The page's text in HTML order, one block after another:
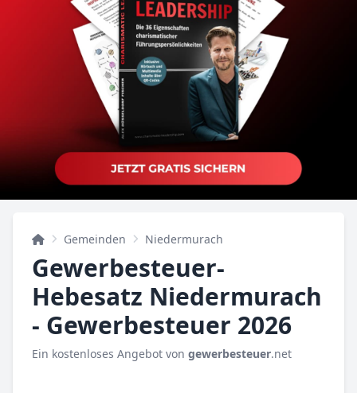
Gemeinden Niedermurach
Gewerbesteuer-
Hebesatz Niedermurach
- Gewerbesteuer 2026
Ein kostenloses Angebot von gewerbesteuer.net